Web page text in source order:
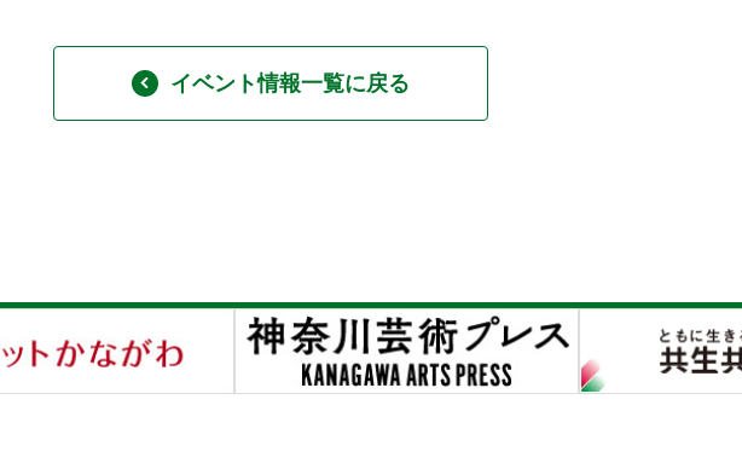
イベント情報一覧に戻る